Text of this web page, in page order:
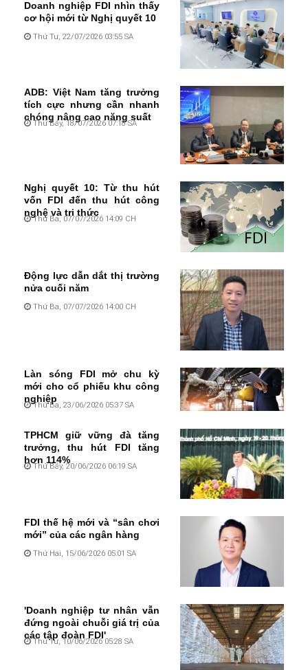
Doanh nghiệp FDI nhìn thấy
cơ hội mới từ Nghị quyết 10
Thứ Tư, 22/07/2026 03:55 SA
ADB: Việt Nam tăng trưởng
tích cực nhưng cần nhanh
chóng nâng cao năng suất
Thứ Bảy, 18/07/2026 07:18 SA
Nghị quyết 10: Từ thu hút
vốn FDI đến thu hút công
nghệ và tri thức
Thứ Ba, 07/07/2026 14:09 CH
Động lực dẫn dắt thị trường
nửa cuối năm
Thứ Ba, 07/07/2026 14:00 CH
Làn sóng FDI mở chu kỳ
mới cho cổ phiếu khu công
nghiệp
Thứ Ba, 23/06/2026 05:37 SA
TPHCM giữ vững đà tăng
trưởng, thu hút FDI tăng
hơn 114%
Thứ Bảy, 20/06/2026 06:19 SA
FDI thế hệ mới và “sân chơi
mới” của các ngân hàng
Thứ Hai, 15/06/2026 05:01 SA
'Doanh nghiệp tư nhân vẫn
đứng ngoài chuỗi giá trị của
các tập đoàn FDI'
Thứ Tư, 10/06/2026 05:28 SA